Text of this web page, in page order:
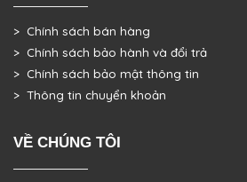
> Chính sách bán hàng
> Chính sách bảo hành và đổi trả
> Chính sách bảo mật thông tin
> Thông tin chuyển khoản
VỀ CHÚNG TÔI